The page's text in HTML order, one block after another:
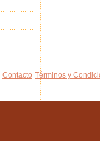
Contacto Términos y